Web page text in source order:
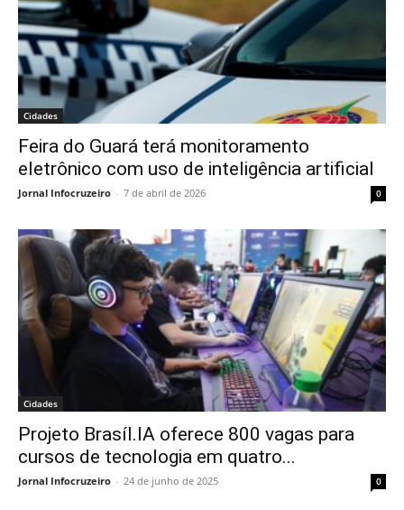
Cidades
Feira do Guará terá monitoramento
eletrônico com uso de inteligência artificial
Jornal Infocruzeiro - 7 de abril de 2026 0
Cidades
Projeto Brasíl.IA oferece 800 vagas para
cursos de tecnologia em quatro...
Jornal Infocruzeiro - 24 de junho de 2025 0